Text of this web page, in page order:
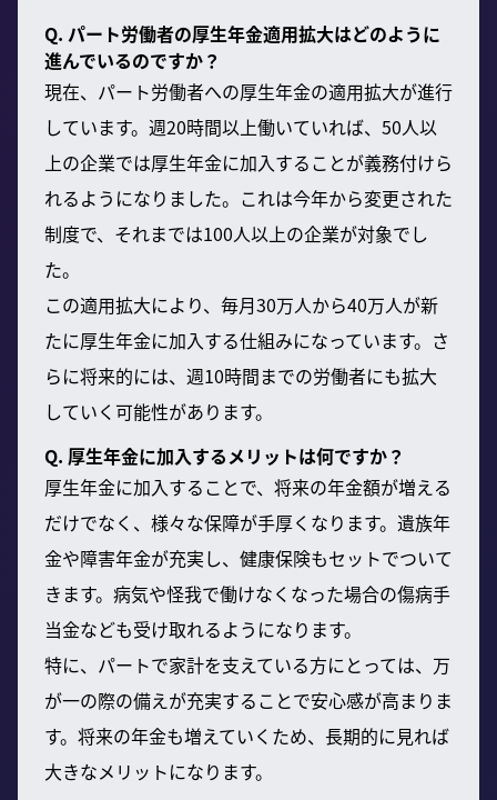
Q. パート労働者の厚生年金適用拡大はどのように
進んでいるのですか？
現在、パート労働者への厚生年金の適用拡大が進行
しています。週20時間以上働いていれば、50人以
上の企業では厚生年金に加入することが義務付けら
れるようになりました。これは今年から変更された
制度で、それまでは100人以上の企業が対象でし
た。
この適用拡大により、毎月30万人から40万人が新
たに厚生年金に加入する仕組みになっています。さ
らに将来的には、週10時間までの労働者にも拡大
していく可能性があります。
Q. 厚生年金に加入するメリットは何ですか？
厚生年金に加入することで、将来の年金額が増える
だけでなく、様々な保障が手厚くなります。遺族年
金や障害年金が充実し、健康保険もセットでついて
きます。病気や怪我で働けなくなった場合の傷病手
当金なども受け取れるようになります。
特に、パートで家計を支えている方にとっては、万
が一の際の備えが充実することで安心感が高まりま
す。将来の年金も増えていくため、長期的に見れば
大きなメリットになります。